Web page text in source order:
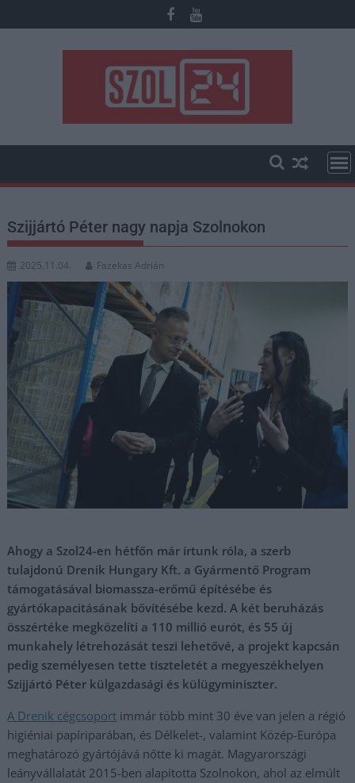
to
Szijjártó Péter nagy napja Szolnokon
2025.11.04. Fazekas Adrián
Ahogy a Szol24-en hétfőn már írtunk róla, a szerb
tulajdonú Drenik Hungary Kft. a Gyármentő Program
támogatásával biomassza-erőmű építésébe és
gyártókapacitásának bővítésébe kezd. A két beruházás
összértéke megközelíti a 110 millió eurót, és 55 új
munkahely létrehozását teszi lehetővé, a projekt kapcsán
pedig személyesen tette tiszteletét a megyeszékhelyen
Szijjártó Péter külgazdasági és külügyminiszter.
A Drenik cégcsoport immár több mint 30 éve van jelen a régió
higiéniai papíriparában, és Délkelet-, valamint Közép-Európa
meghatározó gyártójává nőtte ki magát. Magyarországi
leányvállalatát 2015-ben alapította Szolnokon, ahol az elmúlt